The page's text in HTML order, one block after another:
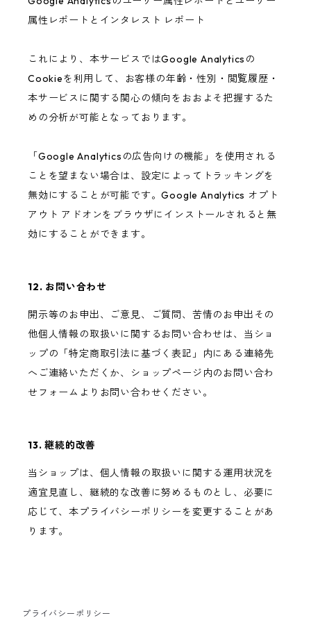
属性レポートとインタレスト レポート
これにより、本サービスではGoogle Analyticsの
Cookieを利用して、お客様の年齢・性別・閲覧履歴・
本サービスに関する関心の傾向をおおよそ把握するた
めの分析が可能となっております。
「Google Analyticsの広告向けの機能」を使用される
ことを望まない場合は、設定によってトラッキングを
無効にすることが可能です。Google Analytics オプト
アウト アドオンをブラウザにインストールされると無
効にすることができます。
12. お問い合わせ
開示等のお申出、ご意見、ご質問、苦情のお申出その
他個人情報の取扱いに関するお問い合わせは、当ショ
ップの「特定商取引法に基づく表記」内にある連絡先
へご連絡いただくか、ショップページ内のお問い合わ
せフォームよりお問い合わせください。
13. 継続的改善
当ショップは、個人情報の取扱いに関する運用状況を
適宜見直し、継続的な改善に努めるものとし、必要に
応じて、本プライバシーポリシーを変更することがあ
ります。
プライバシーポリシー